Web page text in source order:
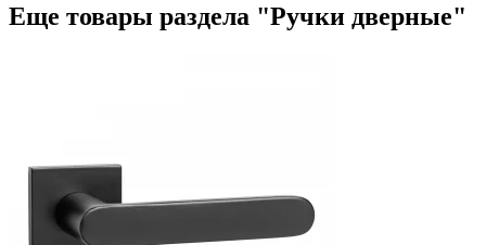
Еще товары раздела "Ручки дверные"